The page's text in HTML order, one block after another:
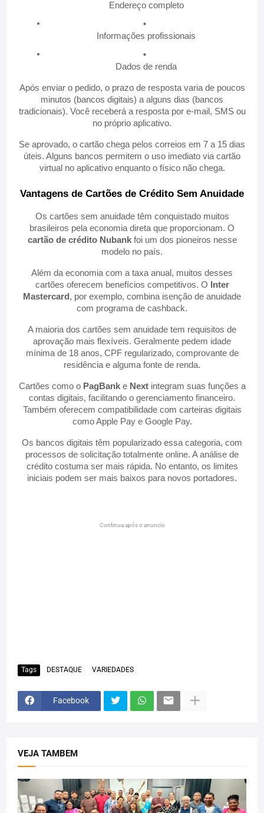
Endereço completo
Informações profissionais
Dados de renda
Após enviar o pedido, o prazo de resposta varia de poucos
minutos (bancos digitais) a alguns dias (bancos
tradicionais). Você receberá a resposta por e-mail, SMS ou
no próprio aplicativo.
Se aprovado, o cartão chega pelos correios em 7 a 15 dias
úteis. Alguns bancos permitem o uso imediato via cartão
virtual no aplicativo enquanto o físico não chega.
Vantagens de Cartões de Crédito Sem Anuidade
Os cartões sem anuidade têm conquistado muitos
brasileiros pela economia direta que proporcionam. O
cartão de crédito Nubankfoi um dos pioneiros nesse
modelo no país.
Além da economia com a taxa anual, muitos desses
cartões oferecem benefícios competitivos. O Inter
Mastercard, por exemplo, combina isenção de anuidade
com programa de cashback.
A maioria dos cartões sem anuidade tem requisitos de
aprovação mais flexíveis. Geralmente pedem idade
mínima de 18 anos, CPF regularizado, comprovante de
residência e alguma fonte de renda.
Cartões como o PagBanke Nextintegram suas funções a
contas digitais, facilitando o gerenciamento financeiro.
Também oferecem compatibilidade com carteiras digitais
como Apple Pay e Google Pay.
Os bancos digitais têm popularizado essa categoria, com
processos de solicitação totalmente online. A análise de
crédito costuma ser mais rápida. No entanto, os limites
iniciais podem ser mais baixos para novos portadores.
Continua após o anuncio
Tags DESTAQUE VARIEDADES
Facebook
VEJA TAMBEM